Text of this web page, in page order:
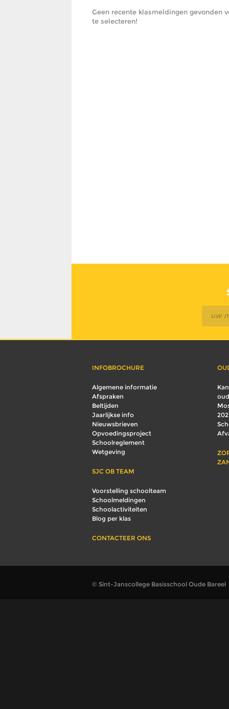
Geen recente klasmeldingen gevonden
te selecteren!
INFOBROCHURE
Algemene informatie
Afspraken
Beltijden
Jaarlijkse info
Nieuwsbrieven
Opvoedingsproject
Schoolreglement
Wetgeving
SJC OB TEAM
Voorstelling schoolteam
Schoolmeldingen
Schoolactiviteiten
Blog per klas
CONTACTEER ONS
© Sint-Janscollege Basisschool Oude Bareel